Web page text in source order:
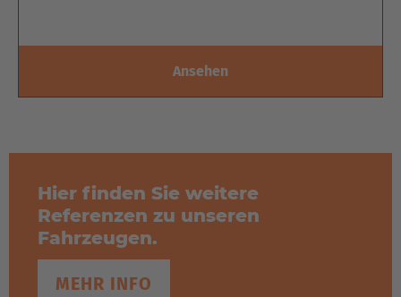
Ansehen
Hier finden Sie weitere
Referenzen zu unseren
Fahrzeugen.
MEHR INFO